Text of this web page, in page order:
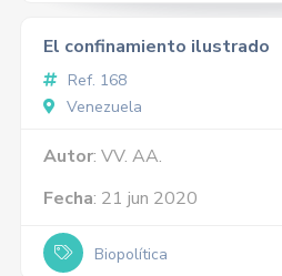
El confinamiento ilustrado
Ref. 168
Venezuela
Autor: VV. AA.
Fecha: 21 jun 2020
Biopolítica